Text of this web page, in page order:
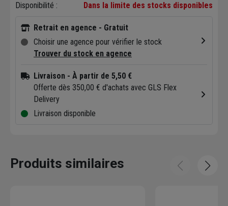
Disponibilité : Dans la limite des stocks disponibles
Retrait en agence - Gratuit
Choisir une agence pour vérifier le stock
Trouver du stock en agence
Livraison - À partir de 5,50 €
Offerte dès 350,00 € d'achats avec GLS Flex
Delivery
Livraison disponible
Produits similaires